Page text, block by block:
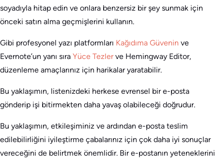
soyadıyla hitap edin ve onlara benzersiz bir şey sunmak için
önceki satın alma geçmişlerini kullanın.
Gibi profesyonel yazı platformları Kağıdıma Güvenin ve
Evernote’un yanı sıra Yüce Tezlerve Hemingway Editor,
düzenleme amaçlarınız için harikalar yaratabilir.
Bu yaklaşımın, listenizdeki herkese evrensel bir e-posta
gönderip işi bitirmekten daha yavaş olabileceği doğrudur.
Bu yaklaşımın, etkileşiminiz ve ardından e-posta teslim
edilebilirliğini iyileştirme çabalarınız için çok daha iyi sonuçlar
vereceğini de belirtmek önemlidir. Bir e-postanın yeteneklerini